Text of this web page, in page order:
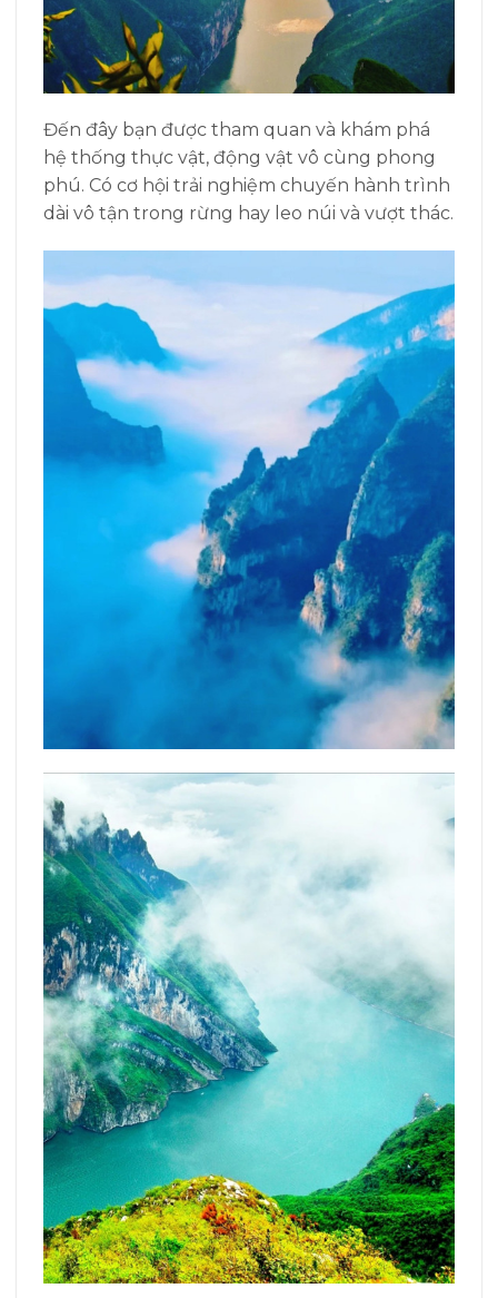
Đến đây bạn được tham quan và khám phá
hệ thống thực vật, động vật vô cùng phong
phú. Có cơ hội trải nghiệm chuyến hành trình
dài vô tận trong rừng hay leo núi và vượt thác.